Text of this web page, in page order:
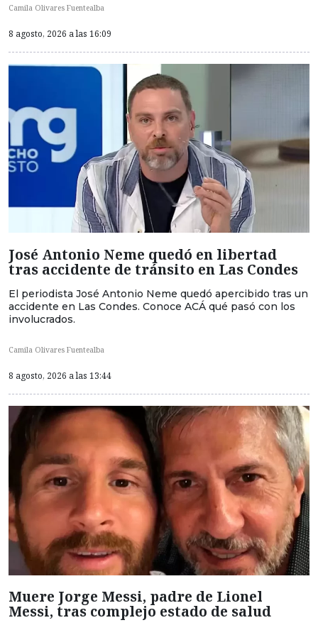
Camila Olivares Fuentealba
8 agosto, 2026 a las 16:09
José Antonio Neme quedó en libertad
tras accidente de tránsito en Las Condes
El periodista José Antonio Neme quedó apercibido tras un
accidente en Las Condes. Conoce ACÁ qué pasó con los
involucrados.
Camila Olivares Fuentealba
8 agosto, 2026 a las 13:44
Muere Jorge Messi, padre de Lionel
Messi, tras complejo estado de salud